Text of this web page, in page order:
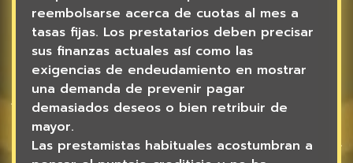
reembolsarse acerca de cuotas al mes a
tasas fijas. Los prestatarios deben precisar
sus finanzas actuales así­ como las
exigencias de endeudamiento en mostrar
una demanda de prevenir pagar
demasiados deseos o bien retribuir de
mayor.
Las prestamistas habituales acostumbran a